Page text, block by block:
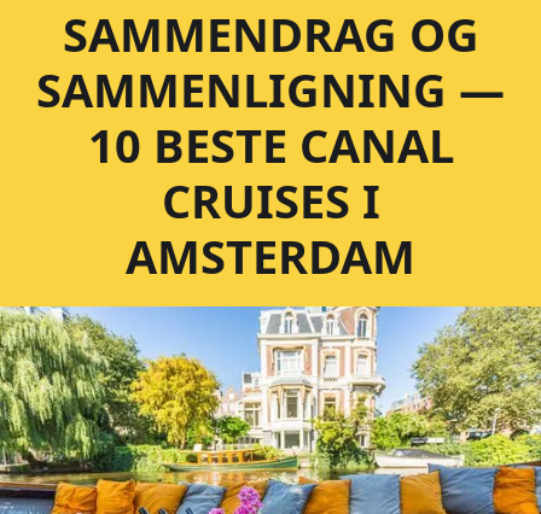
SAMMENDRAG OG
SAMMENLIGNING —
10 BESTE CANAL
CRUISES I
AMSTERDAM